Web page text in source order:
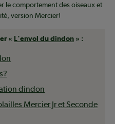
le comportement des oiseaux et
version Mercier!
« L'envol du dindon » :
dindon
Mercier Jr et Seconde